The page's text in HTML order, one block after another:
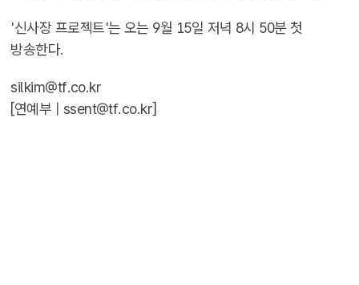
'신사장 프로젝트'는 오는 9월 15일 저녁 8시 50분 첫
방송한다.
silkim@tf.co.kr
[연예부 | ssent@tf.co.kr]